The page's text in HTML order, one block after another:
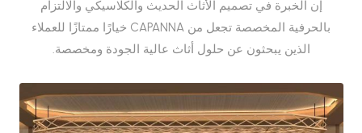
إن الخبرة في تصميم الأثاث الحديث والكلاسيكي والالتزام
بالحرفية المخصصة تجعل من CAPANNA خيارًا ممتازًا للعملاء
الذين يبحثون عن حلول أثاث عالية الجودة ومخصصة.